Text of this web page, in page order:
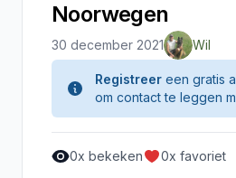
Noorwegen
30 december 2021 Wil
Registreer een gratis
om contact te leggen
0x bekeken 0x favoriet